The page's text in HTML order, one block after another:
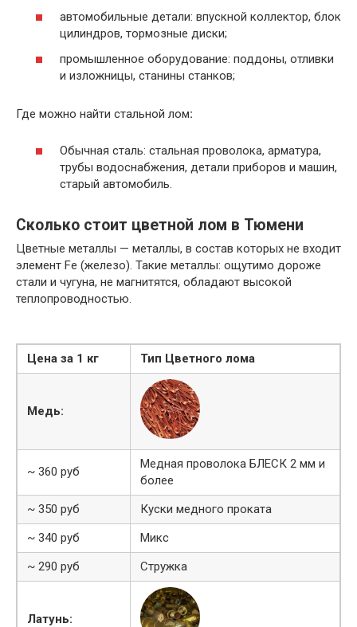
автомобильные детали: впускной коллектор, блок
цилиндров, тормозные диски;
промышленное оборудование: поддоны, отливки
и изложницы, станины станков;
Где можно найти стальной лом:
Обычная сталь: стальная проволока, арматура,
трубы водоснабжения, детали приборов и машин,
старый автомобиль.
Сколько стоит цветной лом в Тюмени
Цветные металлы — металлы, в состав которых не входит
элемент Fe (железо). Такие металлы: ощутимо дороже
стали и чугуна, не магнитятся, обладают высокой
теплопроводностью.
Цена за 1 кг Тип Цветного лома
Медь:
~ 360 руб
Медная проволока БЛЕСК 2 мм и
более
~ 350 руб
Куски медного проката
~ 340 руб
Микс
~ 290 руб
Стружка
Латунь: